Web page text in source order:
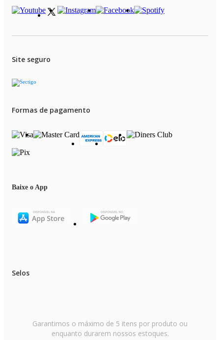
Site seguro
Formas de pagamento
Baixe o App
Selos
Garantimos o máximo de 5 itens por produto ou
enquanto durarem nossos estoques.